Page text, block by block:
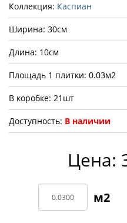
Коллекция: Каспиан
Ширина: 30см
Длина: 10см
Площадь 1 плитки: 0.03м2
В коробке: 21шт
Доступность: В наличии
Цена: